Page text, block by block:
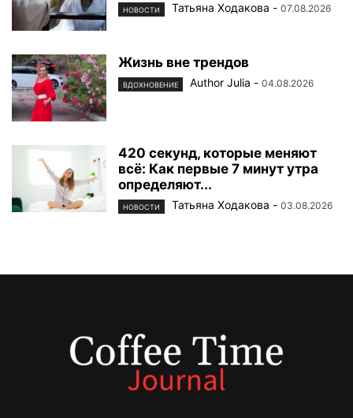
НОВОСТИ Татьяна Ходакова - 07.08.2026
Жизнь вне трендов
ВДОХНОВЕНИЕ Author Julia - 04.08.2026
420 секунд, которые меняют
всё: Как первые 7 минут утра
определяют...
НОВОСТИ Татьяна Ходакова - 03.08.2026